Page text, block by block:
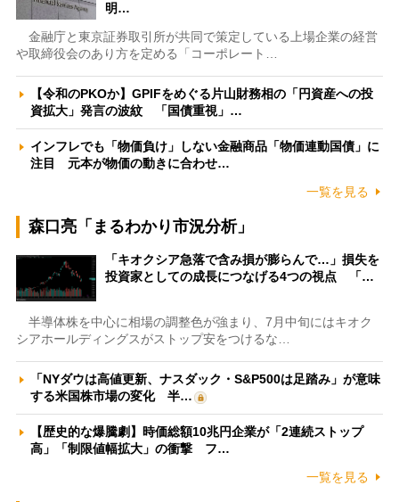
明…
金融庁と東京証券取引所が共同で策定している上場企業の経営
や取締役会のあり方を定める「コーポレート…
【令和のPKOか】GPIFをめぐる片山財務相の「円資産への投
資拡大」発言の波紋 「国債重視」…
インフレでも「物価負け」しない金融商品「物価連動国債」に
注目 元本が物価の動きに合わせ…
一覧を見る
森口亮「まるわかり市況分析」
「キオクシア急落で含み損が膨らんで…」損失を
投資家としての成長につなげる4つの視点 「…
半導体株を中心に相場の調整色が強まり、7月中旬にはキオク
シアホールディングスがストップ安をつけるな…
「NYダウは高値更新、ナスダック・S&P500は足踏み」が意味
する米国株市場の変化 半…
【歴史的な爆騰劇】時価総額10兆円企業が「2連続ストップ
高」「制限値幅拡大」の衝撃 フ…
一覧を見る